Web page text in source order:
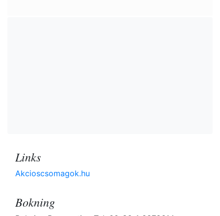
Links
Akcioscsomagok.hu
Bokning